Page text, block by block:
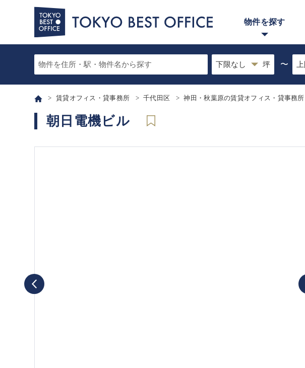
物件を探す
〜
賃貸オフィス・貸事務所 千代田区 神田・秋葉原の賃貸オフィス・貸事務所
朝日電機ビル